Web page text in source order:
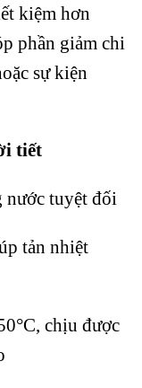
kiệm hơn
phần giảm chi
sự kiện
tiết
nước tuyệt đối
tản nhiệt
chịu được